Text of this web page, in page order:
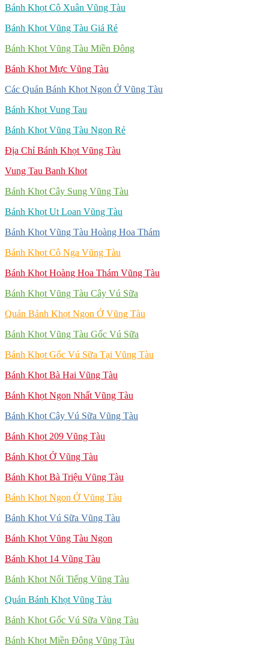
Bánh Khọt Cô Xuân Vũng Tàu
Bánh Khọt Vũng Tàu Giá Rẻ
Bánh Khọt Vũng Tàu Miền Đông
Bánh Khọt Mực Vũng Tàu
Các Quán Bánh Khọt Ngon Ở Vũng Tàu
Bánh Khọt Vung Tau
Bánh Khọt Vũng Tàu Ngon Rẻ
Địa Chỉ Bánh Khọt Vũng Tàu
Vung Tau Banh Khot
Bánh Khọt Cây Sung Vũng Tàu
Bánh Khọt Ut Loan Vũng Tàu
Bánh Khọt Vũng Tàu Hoàng Hoa Thám
Bánh Khọt Cô Nga Vũng Tàu
Bánh Khọt Hoàng Hoa Thám Vũng Tàu
Bánh Khọt Vũng Tàu Cây Vú Sữa
Quán Bánh Khọt Ngon Ở Vũng Tàu
Bánh Khọt Vũng Tàu Gốc Vú Sữa
Bánh Khọt Gốc Vú Sữa Tại Vũng Tàu
Bánh Khọt Bà Hai Vũng Tàu
Bánh Khọt Ngon Nhất Vũng Tàu
Bánh Khọt Cây Vú Sữa Vũng Tàu
Bánh Khọt 209 Vũng Tàu
Bánh Khọt Ở Vũng Tàu
Bánh Khọt Bà Triệu Vũng Tàu
Bánh Khọt Ngon Ở Vũng Tàu
Bánh Khọt Vú Sữa Vũng Tàu
Bánh Khọt Vũng Tàu Ngon
Bánh Khọt 14 Vũng Tàu
Bánh Khọt Nổi Tiếng Vũng Tàu
Quán Bánh Khọt Vũng Tàu
Bánh Khọt Gốc Vú Sữa Vũng Tàu
Bánh Khọt Miền Đông Vũng Tàu